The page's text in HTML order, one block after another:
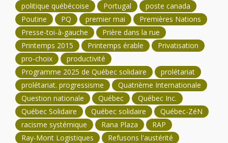
politique québécoise
Portugal
poste canada
Poutine
PQ premier mai
Premières Nations
Presse-toi-à-gauche
Prière dans la rue
Printemps 2015
Printemps érable
Privatisation
pro-choix
productivité
Programme 2025 de Québec solidaire
prolétariat
prolétariat. progressisme
Quatrième Internationale
Question nationale
Québec
Québec Inc.
Québec Solidaire
Québec solidaire
Québec-ZéN
racisme systémique
Rana Plaza
RAP
Ray-Mont Logistiques
Refusons l'austérité